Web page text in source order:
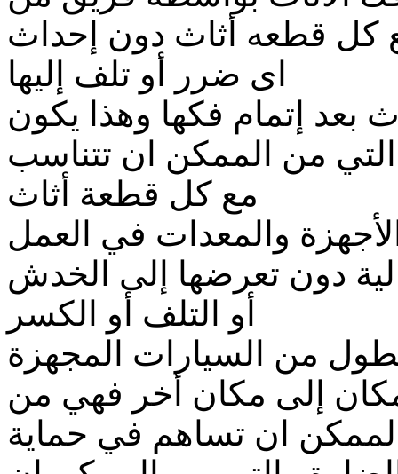
كل قطعه أثاث دون إحداث
اى ضرر أو تلف إليها
إتمام فكها وهذا يكون
التي من الممكن ان تتناسب
مع كل قطعة أثاث
والمعدات في العمل
دون تعرضها إلى الخدش
أو التلف أو الكسر
من السيارات المجهزة
مكان إلى مكان أخر فهي من
ان تساهم في حماية